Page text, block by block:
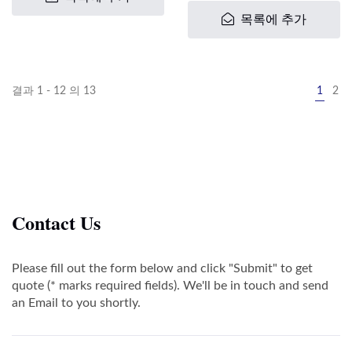
목록에 추가
결과 1 - 12 의 13 1 2